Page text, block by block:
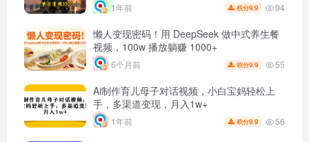
1年前 积分9.9 94
懒人变现密码！用 DeepSeek 做中式养生餐
视频，100w 播放躺赚 1000+
6个月前 积分9.9 55
Ai制作育儿母子对话视频，小白宝妈轻松上
手，多渠道变现，月入1w+
1年前 积分9.9 56